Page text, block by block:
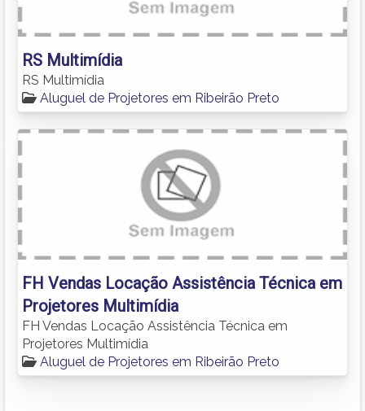
RS Multimídia
RS Multimídia
Aluguel de Projetores em Ribeirão Preto
FH Vendas Locação Assistência Técnica em
Projetores Multimídia
FH Vendas Locação Assistência Técnica em
Projetores Multimídia
Aluguel de Projetores em Ribeirão Preto